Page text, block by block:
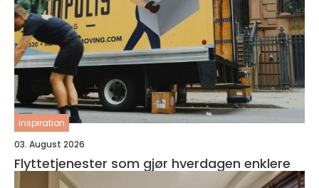
inspiration
03. August 2026
Flyttetjenester som gjør hverdagen enklere